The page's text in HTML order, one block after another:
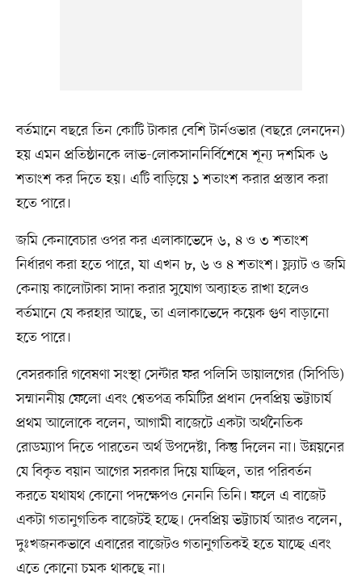
বর্তমানে বছরে তিন কোটি টাকার বেশি টার্নওভার (বছরে লেনদেন)
হয় এমন প্রতিষ্ঠানকে লাভ-লোকসাননির্বিশেষে শূন্য দশমিক ৬
শতাংশ কর দিতে হয়। এটি বাড়িয়ে ১ শতাংশ করার প্রস্তাব করা
হতে পারে।
জমি কেনাবেচার ওপর কর এলাকাভেদে ৬, ৪ ও ৩ শতাংশ
নির্ধারণ করা হতে পারে, যা এখন ৮, ৬ ও ৪ শতাংশ। ফ্ল্যাট ও জমি
কেনায় কালোটাকা সাদা করার সুযোগ অব্যাহত রাখা হলেও
বর্তমানে যে করহার আছে, তা এলাকাভেদে কয়েক গুণ বাড়ানো
হতে পারে।
বেসরকারি গবেষণা সংস্থা সেন্টার ফর পলিসি ডায়ালগের (সিপিডি)
সম্মাননীয় ফেলো এবং শ্বেতপত্র কমিটির প্রধান দেবপ্রিয় ভট্টাচার্য
প্রথম আলোকে বলেন, আগামী বাজেটে একটা অর্থনৈতিক
রোডম্যাপ দিতে পারতেন অর্থ উপদেষ্টা, কিন্তু দিলেন না। উন্নয়নের
যে বিকৃত বয়ান আগের সরকার দিয়ে যাচ্ছিল, তার পরিবর্তন
করতে যথাযথ কোনো পদক্ষেপও নেননি তিনি। ফলে এ বাজেট
একটা গতানুগতিক বাজেটই হচ্ছে। দেবপ্রিয় ভট্টাচার্য আরও বলেন,
দুঃখজনকভাবে এবারের বাজেটও গতানুগতিকই হতে যাচ্ছে এবং
এতে কোনো চমক থাকছে না।